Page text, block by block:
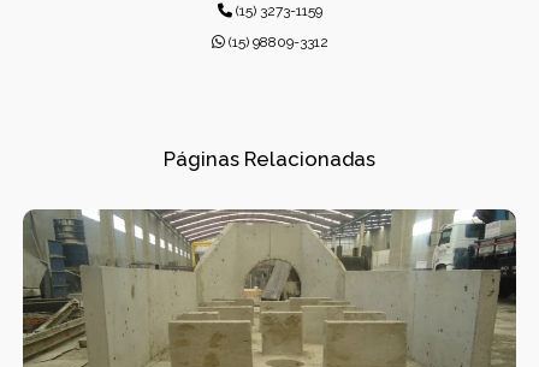
CONCRETO USINADO INDUSTRIAL
DISSIPADORES DE ENERGIA PRÉ-MOLDADO
DRENAGEM
FÁBRICA DE PRÉ-MOLDADOS
(15) 3273-1159
(15) 98809-3312
Páginas Relacionadas